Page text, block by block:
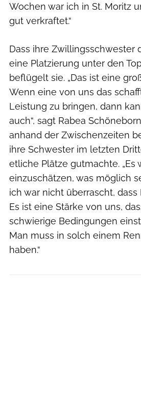
Wochen war ich in St. Moritz
gut verkraftet.“
Dass ihre Zwillingsschwester
eine Platzierung unter den
beflügelt sie. „Das ist eine
Wenn eine von uns das
Leistung zu bringen, dann
auch“, sagt Rabea
anhand der Zwischenzeiten
ihre Schwester im letzten
etliche Plätze gutmachte. „Es
einzuschätzen, was möglich
ich war nicht überrascht,
Es ist eine Stärke von uns,
schwierige Bedingungen
Man muss in solch einem
haben.“